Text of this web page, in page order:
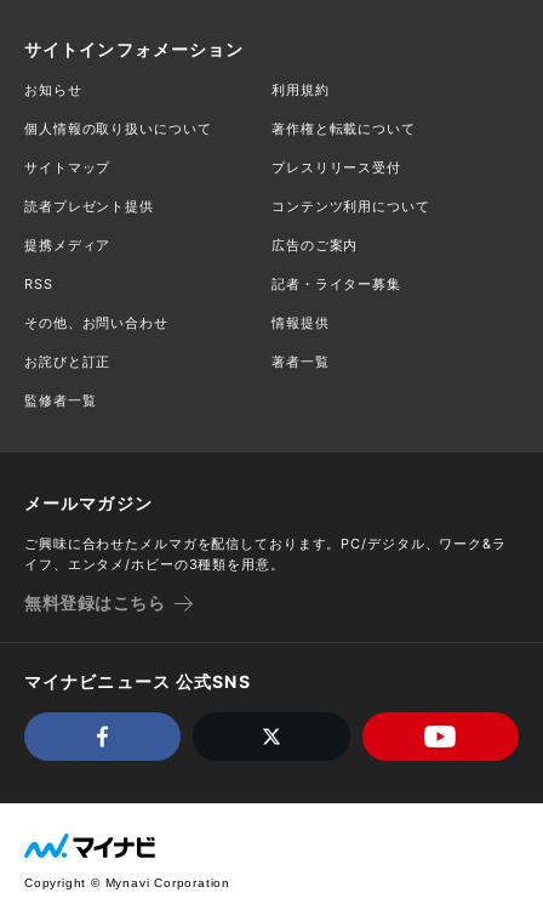
サイトインフォメーション
お知らせ 利用規約
個人情報の取り扱いについて 著作権と転載について
サイトマップ プレスリリース受付
読者プレゼント提供 コンテンツ利用について
提携メディア 広告のご案内
RSS 記者・ライター募集
その他、お問い合わせ 情報提供
お詫びと訂正 著者一覧
監修者一覧
メールマガジン
ご興味に合わせたメルマガを配信しております。PC/デジタル、ワーク&ラ
イフ、エンタメ/ホビーの3種類を用意。
無料登録はこちら
マイナビニュース 公式SNS
Copyright © Mynavi Corporation